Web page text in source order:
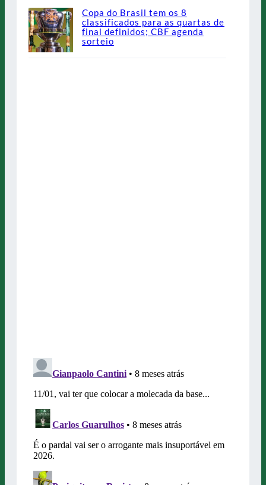
Copa do Brasil tem os 8
classificados para as quartas de
final definidos; CBF agenda
sorteio